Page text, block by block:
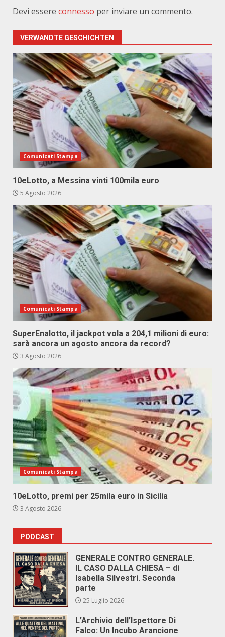
Devi essere connesso per inviare un commento.
VERWANDTE GESCHICHTEN
Comunicati Stampa
10eLotto, a Messina vinti 100mila euro
5 Agosto 2026
Comunicati Stampa
SuperEnalotto, il jackpot vola a 204,1 milioni di euro:
sarà ancora un agosto ancora da record?
3 Agosto 2026
Comunicati Stampa
10eLotto, premi per 25mila euro in Sicilia
3 Agosto 2026
PODCAST
GENERALE CONTRO GENERALE.
IL CASO DALLA CHIESA – di
Isabella Silvestri. Seconda
parte
25 Luglio 2026
L’Archivio dell’Ispettore Di
Falco: Un Incubo Arancione